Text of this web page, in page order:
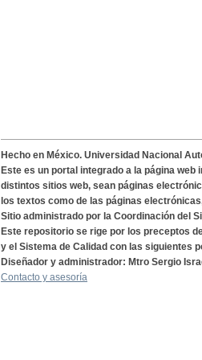
Hecho en México. Universidad Nacional
Este es un portal integrado a la página
distintos sitios web, sean páginas
los textos como de las páginas
Sitio administrado por la Coordinación del
Este repositorio se rige por los preceptos
y el Sistema de Calidad con las siguientes
Diseñador y administrador: Mtro Sergio
Contacto y asesoría